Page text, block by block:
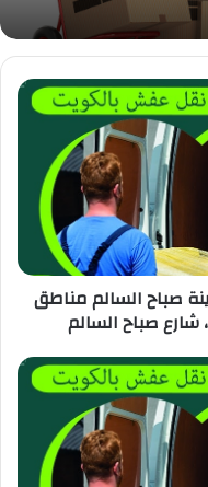
صباح السالم مناطق
شارع صباح السالم